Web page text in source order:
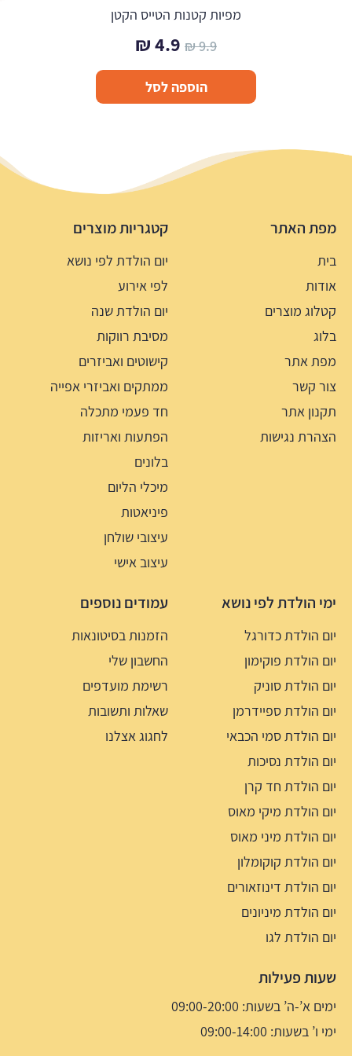
מפיות קטנות הטייס הקטן
9.9
₪ המחיר
המקורי
היה:
4.9
₪
הנוכחי
הוספה לסל
מפת האתר
בית
אודות
קטלוג מוצרים
בלוג
מפת אתר
צור קשר
תקנון אתר
הצהרת נגישות
קטגריות מוצרים
יום הולדת לפי נושא
לפי אירוע
יום הולדת שנה
מסיבת רווקות
קישוטים ואביזרים
ממתקים ואביזרי אפייה
חד פעמי מתכלה
הפתעות ואריזות
בלונים
מיכלי הליום
פיניאטות
עיצובי שולחן
עיצוב אישי
ימי הולדת לפי נושא
יום הולדת כדורגל
יום הולדת פוקימון
יום הולדת סוניק
יום הולדת ספיידרמן
יום הולדת סמי הכבאי
יום הולדת נסיכות
יום הולדת חד קרן
יום הולדת מיקי מאוס
יום הולדת מיני מאוס
יום הולדת קוקומלון
יום הולדת דינוזאורים
יום הולדת מיניונים
יום הולדת לגו
עמודים נוספים
הזמנות בסיטונאות
החשבון שלי
רשימת מועדפים
שאלות ותשובות
לחגוג אצלנו
שעות פעילות
ימים א’-ה’ בשעות: 09:00-20:00
ימי ו’ בשעות: 09:00-14:00